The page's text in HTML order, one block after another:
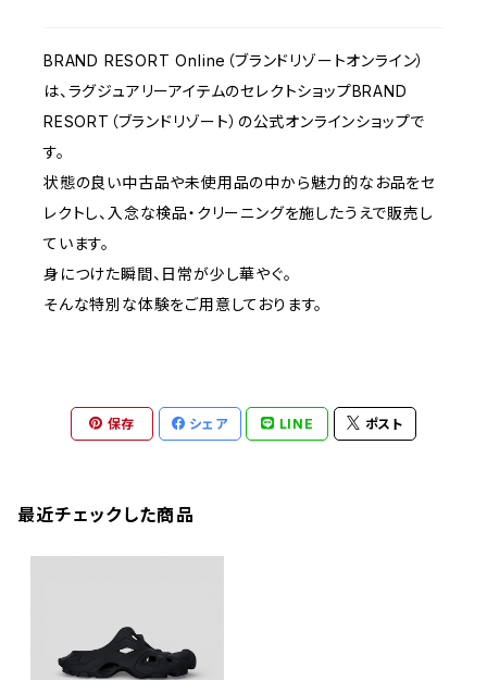
BRAND RESORT Online（ブランドリゾートオンライン）
は、ラグジュアリーアイテムのセレクトショップBRAND
RESORT（ブランドリゾート）の公式オンラインショップで
す。
状態の良い中古品や未使用品の中から魅力的なお品をセ
レクトし、入念な検品・クリーニングを施したうえで販売し
ています。
身につけた瞬間、日常が少し華やぐ。
そんな特別な体験をご用意しております。
保存 シェア LINE ポスト
最近チェックした商品